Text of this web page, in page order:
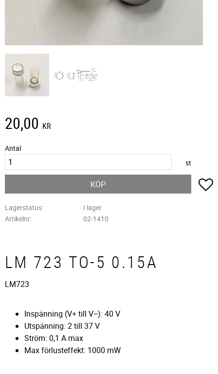
20,00 KR
Antal
st
KÖP
Lagerstatus
I lager
Artikelnr
02-1410
LM 723 TO-5 0.15A
LM723
Inspänning (V+ till V−): 40 V
Utspänning: 2 till 37 V
Ström: 0,1 A max
Max förlusteffekt: 1000 mW